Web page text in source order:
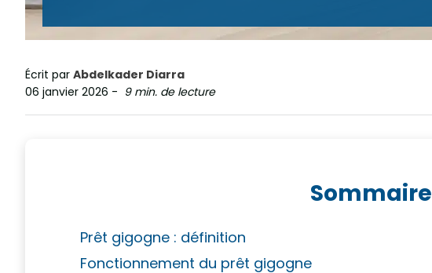
Écrit par Abdelkader Diarra
06 janvier 2026 - 9 min. de lecture
Sommaire
Prêt gigogne : définition
Fonctionnement du prêt gigogne